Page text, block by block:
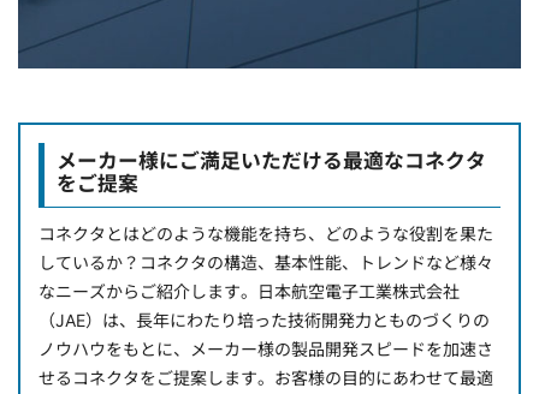
メーカー様にご満足いただける最適なコネクタ
をご提案
コネクタとはどのような機能を持ち、どのような役割を果た
しているか？コネクタの構造、基本性能、トレンドなど様々
なニーズからご紹介します。日本航空電子工業株式会社
（JAE）は、長年にわたり培った技術開発力とものづくりの
ノウハウをもとに、メーカー様の製品開発スピードを加速さ
せるコネクタをご提案します。お客様の目的にあわせて最適